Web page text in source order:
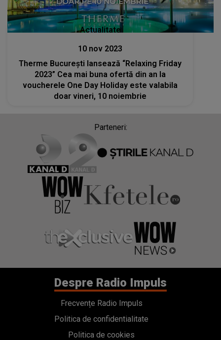
Actualitate
10 nov 2023
Therme București lansează “Relaxing Friday
2023” Cea mai buna ofertă din an la
voucherele One Day Holiday este valabila
doar vineri, 10 noiembrie
Parteneri:
Despre Radio Impuls
Frecvențe Radio Impuls
Politica de confidentialitate
Politica de cookies